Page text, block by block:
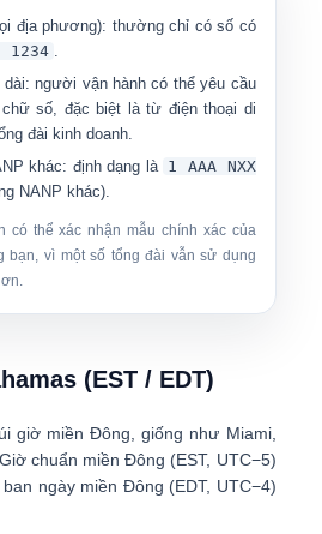
địa phương): thường chỉ có số có
1234 .
người vận hành có thể yêu cầu
số, đặc biệt là từ điện thoại di
đài kinh doanh.
khác: định dạng là 1 AAA NXX
NANP khác).
có thể xác nhận mẫu chính xác của
bạn, vì một số tổng đài vẫn sử dụng
(EST / EDT)
giờ miền Đông , giống như Miami,
Giờ chuẩn miền Đông (EST, UTC−5)
ngày miền Đông (EDT, UTC−4)